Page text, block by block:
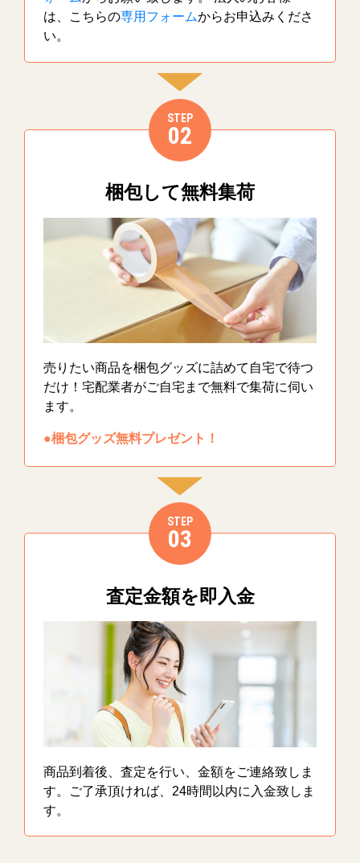
は、こちらの専用フォームからお申込みくださ
い。
STEP
02
梱包して無料集荷
売りたい商品を梱包グッズに詰めて自宅で待つ
だけ！宅配業者がご自宅まで無料で集荷に伺い
ます。
●梱包グッズ無料プレゼント！
STEP
03
査定金額を即入金
商品到着後、査定を行い、金額をご連絡致しま
す。ご了承頂ければ、24時間以内に入金致しま
す。